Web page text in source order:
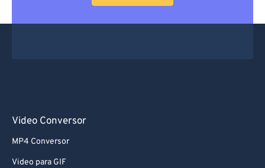
Video Conversor
MP4 Conversor
Video para GIF